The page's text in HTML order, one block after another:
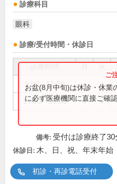
診療科目
眼科
診療/受付時間・休診日
9:00～12:30 ● ●
14:00～18:00 ● ●
お盆(8月中旬)は休診・休業
に必ず医療機関に直接ご確
備考: 受付は診療終了
休診日: 木、日、祝、年末年始
初診・再診電話受付